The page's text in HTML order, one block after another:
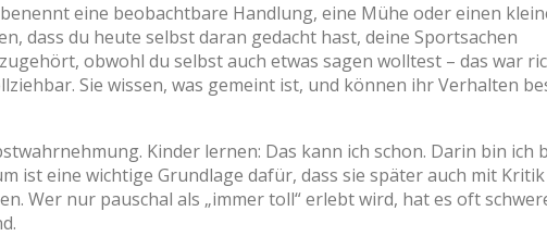
eine beobachtbare Handlung, eine Mühe oder einen
dass du heute selbst daran gedacht hast, deine Sportsachen
obwohl du selbst auch etwas sagen wolltest – das war
Sie wissen, was gemeint ist, und können ihr Verhalten
Kinder lernen: Das kann ich schon. Darin bin ich
ist eine wichtige Grundlage dafür, dass sie später auch mit
Wer nur pauschal als „immer toll“ erlebt wird, hat es oft